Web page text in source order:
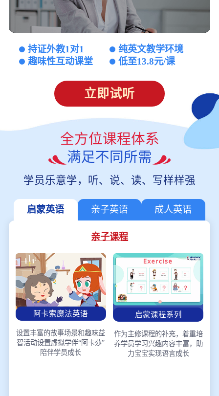
持证外教1对1
纯英文教学环境
趣味性互动课堂
低至13.8元/课
立即试听
全方位课程体系
满足不同所需
学员乐意学，听、说、读、写样样强
启蒙英语 亲子英语 成人英语
亲子课程
阿卡索魔法英语
设置丰富的故事场景和趣味益
智活动设置虚拟学伴“阿卡莎”
陪伴学员成长
启蒙课程系列
作为主修课程的补充，着重培
养学员学习兴趣内容丰富，助
力宝宝实现语言成长